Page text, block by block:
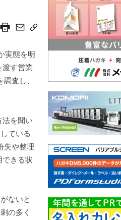
実態を明
渡す営業
査し、
を聞い
ている
失や整理
できる状
ないと
の多く